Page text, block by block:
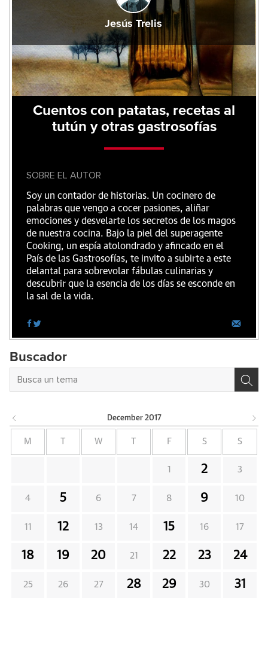
Jesús Trelis
Cuentos con patatas, recetas al
tutún y otras gastrosofías
SOBRE EL AUTOR
Soy un contador de historias. Un cocinero de
palabras que vengo a cocer pasiones, aliñar
emociones y desvelarte los secretos de los magos
de nuestra cocina. Bajo la piel del superagente
Cooking, un espía atolondrado y afincado en el
País de las Gastrosofías, te invito a subirte a este
delantal para sobrevolar fábulas culinarias y
descubrir que la esencia de los días se esconde en
la sal de la vida.
Buscador
December 2017
M W F S S
1 2 3
4 5 6 7 8 9 10
11 12 13 14 15 16 17
18 19 20 21 22 23 24
25 26 27 28 29 30 31